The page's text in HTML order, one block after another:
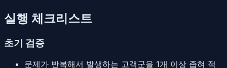
실행 체크리스트
초기 검증
문제가 반복해서 발생하는 고객군을 1개 이상 좁혀 적